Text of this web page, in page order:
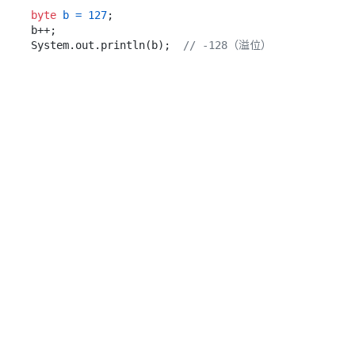
byte b = 127;
b++;
System.out.println(b); // -128（溢位）